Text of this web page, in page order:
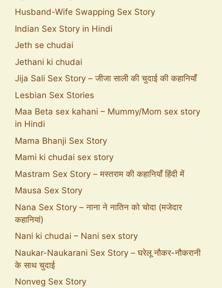
Husband-Wife Swapping Sex Story
Indian Sex Story in Hindi
Jeth se chudai
Jethani ki chudai
Jija Sali Sex Story – जीजा साली की चुदाई की कहानियाँ
Lesbian Sex Stories
Maa Beta sex kahani – Mummy/Mom sex story
in Hindi
Mama Bhanji Sex Story
Mami ki chudai sex story
Mastram Sex Story – मस्तराम की कहानियाँ हिंदी में
Mausa Sex Story
Nana Sex Story – नाना ने नातिन को चोदा (मजेदार
कहानियां)
Nani ki chudai – Nani sex story
Naukar-Naukarani Sex Story – घरेलू नौकर-नौकरानी
के साथ चुदाई
Nonveg Sex Story